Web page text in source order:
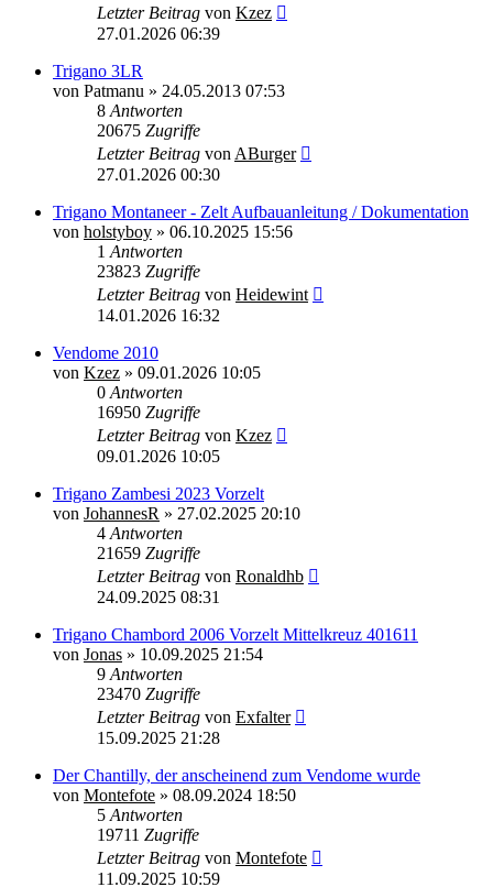
Letzter Beitrag von Kzez
27.01.2026 06:39
Trigano 3LR
von Patmanu » 24.05.2013 07:53
8 Antworten
20675 Zugriffe
Letzter Beitrag von ABurger
27.01.2026 00:30
Trigano Montaneer - Zelt Aufbauanleitung / Dokumentation
von holstyboy » 06.10.2025 15:56
1 Antworten
23823 Zugriffe
Letzter Beitrag von Heidewint
14.01.2026 16:32
Vendome 2010
von Kzez » 09.01.2026 10:05
0 Antworten
16950 Zugriffe
Letzter Beitrag von Kzez
09.01.2026 10:05
Trigano Zambesi 2023 Vorzelt
von JohannesR » 27.02.2025 20:10
4 Antworten
21659 Zugriffe
Letzter Beitrag von Ronaldhb
24.09.2025 08:31
Trigano Chambord 2006 Vorzelt Mittelkreuz 401611
von Jonas » 10.09.2025 21:54
9 Antworten
23470 Zugriffe
Letzter Beitrag von Exfalter
15.09.2025 21:28
Der Chantilly, der anscheinend zum Vendome wurde
von Montefote » 08.09.2024 18:50
5 Antworten
19711 Zugriffe
Letzter Beitrag von Montefote
11.09.2025 10:59